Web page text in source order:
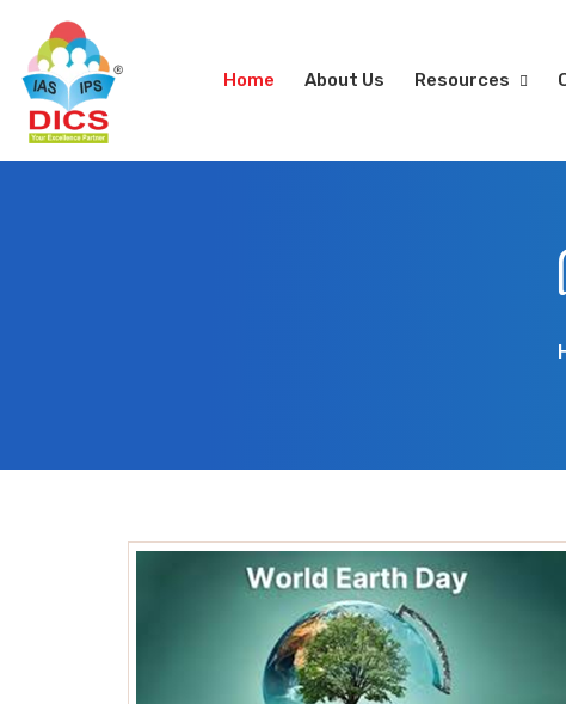
Home About Us Resources